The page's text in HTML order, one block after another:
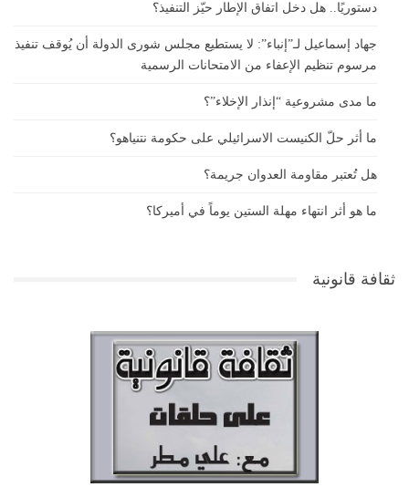
دستوريًا.. هل دخل اتفاق الإطار حيّز التنفيذ؟
جهاد إسماعيل لـ”إنباء”: لا يستطيع مجلس شورى الدولة أن يُوقف تنفيذ
مرسوم تنظيم الإعفاء من الامتحانات الرسمية
ما مدى مشروعية “إنذار الإخلاء”؟
ما أثر حلّ الكنيست الاسرائيلي على حكومة نتنياهو؟
هل تُعتبر مقاومة العدوان جريمة؟
ما هو أثر انتهاء مهلة الستين يوماً في أميركا؟
ثقافة قانونية